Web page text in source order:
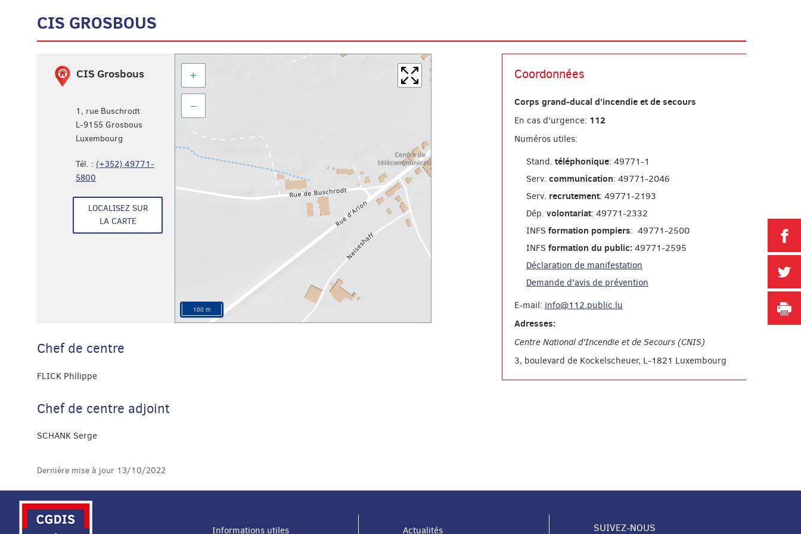
CIS GROSBOUS
l'adresse
+
–
100 m
CIS Grosbous
1, rue Buschrodt
L-9155 Grosbous
Luxembourg
Tél. : (+352) 49771-
5800
LOCALISEZ SUR
LA CARTE
Chef de centre
FLICK Philippe
Chef de centre adjoint
SCHANK Serge
Coordonnées
Corps grand-ducal d'incendie et de secours
En cas d'urgence: 112
Numéros utiles:
Stand. téléphonique: 49771-1
Serv. communication: 49771-2046
Serv. recrutement: 49771-2193
Dép. volontariat: 49771-2332
INFS formation pompiers: 49771-2500
INFS formation du public: 49771-2595
Déclaration de manifestation
Demande d'avis de prévention
E-mail: info@112.public.lu
Adresses:
Centre National d'Incendie et de Secours (CNIS)
3, boulevard de Kockelscheuer, L-1821 Luxembourg
Dernière mise à jour 13/10/2022
Informations utiles Actualités SUIVEZ-NOUS